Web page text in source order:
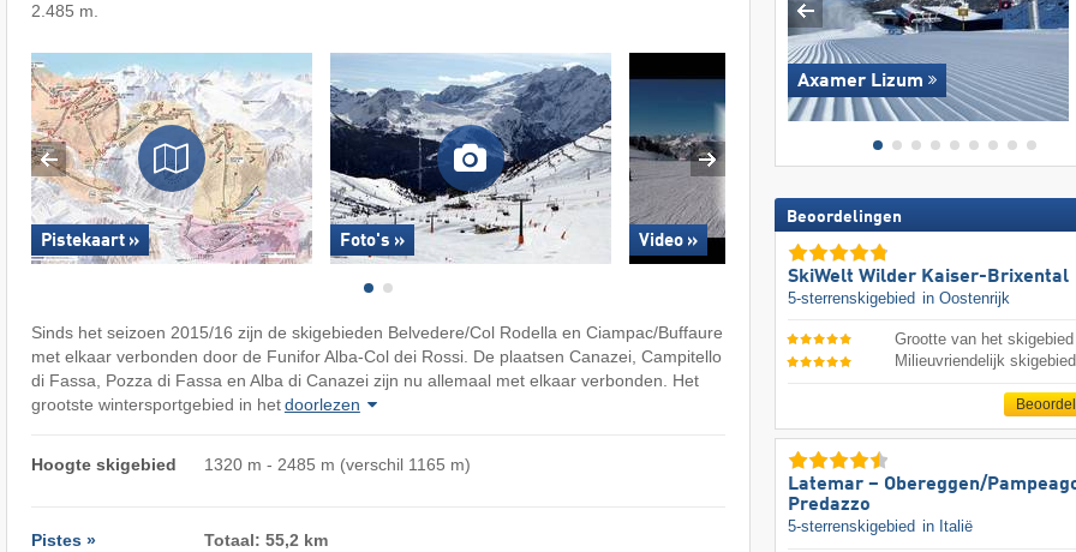
2.485 m.
Pistekaart » Foto's » Video »
Sinds het seizoen 2015/16 zijn de skigebieden Belvedere/Col Rodella en Ciampac/Buffaure
met elkaar verbonden door de Funifor Alba-Col dei Rossi. De plaatsen Canazei, Campitello
di Fassa, Pozza di Fassa en Alba di Canazei zijn nu allemaal met elkaar verbonden. Het
grootste wintersportgebied in hetdoorlezen
Hoogte skigebied 1320 m - 2485 m (verschil 1165 m)
Pistes » Totaal: 55,2 km
Axamer Lizum
Beoordelingen
SkiWelt Wilder Kaiser-Brixental
5-sterrenskigebied in Oostenrijk
Grootte van het skigebied
Milieuvriendelijk skigebied
Latemar – Obereggen/​
Predazzo
5-sterrenskigebied in Italië